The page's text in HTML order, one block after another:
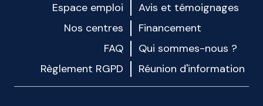
Espace emploi
Avis et témoignages
Nos centres
Financement
FAQ
Qui sommes-nous ?
Règlement RGPD
Réunion d'information